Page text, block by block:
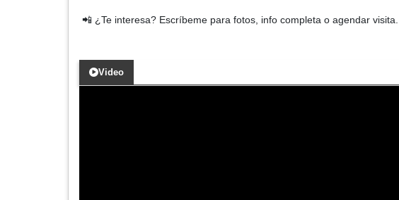
📲 ¿Te interesa? Escríbeme para fotos, info completa o agendar
Video